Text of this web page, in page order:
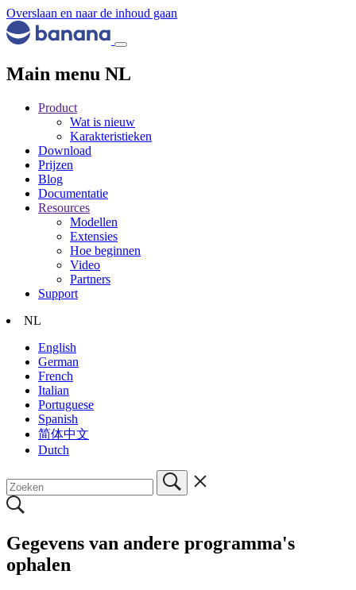
Overslaan en naar de inhoud gaan
Main menu NL
Product
Wat is nieuw
Karakteristieken
Download
Prijzen
Blog
Documentatie
Resources
Modellen
Extensies
Hoe beginnen
Video
Partners
Support
NL
English
German
French
Italian
Portuguese
Spanish
简体中文
Dutch
Gegevens van andere programma's
ophalen